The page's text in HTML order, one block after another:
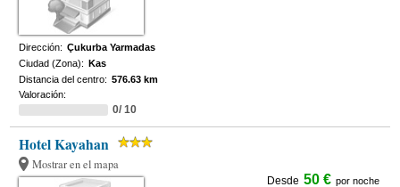
Dirección: Çukurba Yarmadas
Ciudad (Zona): Kas
Distancia del centro: 576.63 km
Valoración:
0/ 10
Hotel Kayahan
Mostrar en el mapa
Desde 50 € por noche